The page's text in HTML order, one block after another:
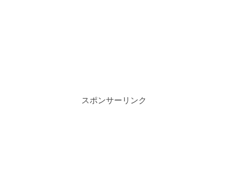
スポンサーリンク